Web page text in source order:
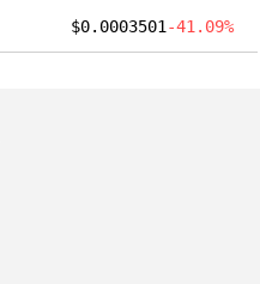
$0.0003501 -41.09%